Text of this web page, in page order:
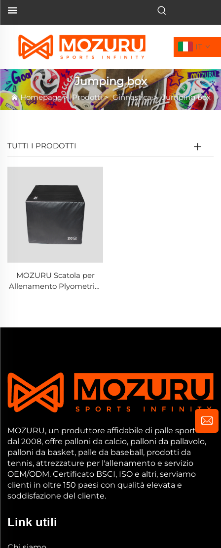
IT
Jumping box
Homepage>Prodotti>Ginnastica>Jumping box
TUTTI I PRODOTTI
MOZURU Scatola per
Allenamento Plyometrics
MOZURU, un produttore affidabile di palle sportive
dal 2008, offre palloni da calcio, palloni da pallavolo,
palloni da basket, palle da baseball, prodotti da
tennis, attrezzature per l'allenamento e servizio
OEM/ODM. Certificato BSCI, ISO e altri, serviamo
clienti in oltre 150 paesi con qualità elevata e
soddisfazione del cliente.
Link utili